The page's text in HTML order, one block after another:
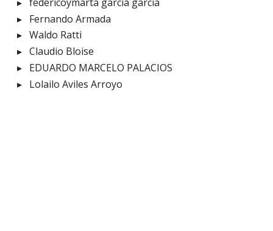
Fernando Armada
Waldo Ratti
Claudio Bloise
EDUARDO MARCELO PALACIOS
Lolailo Aviles Arroyo